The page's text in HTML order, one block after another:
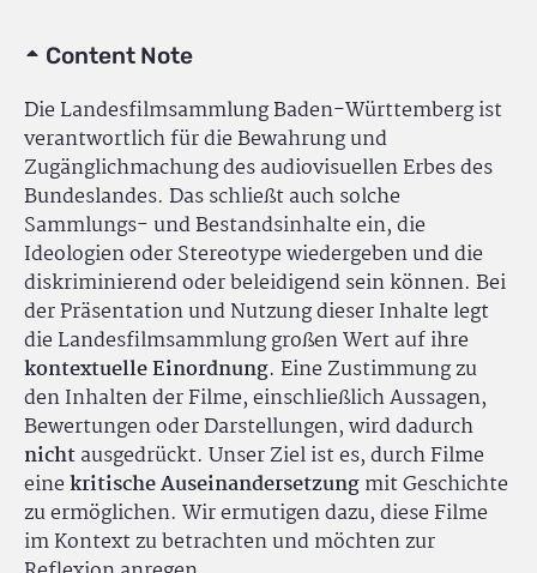
Content Note
Die Landesfilmsammlung Baden-Württemberg ist
verantwortlich für die Bewahrung und
Zugänglichmachung des audiovisuellen Erbes des
Bundeslandes. Das schließt auch solche
Sammlungs- und Bestandsinhalte ein, die
Ideologien oder Stereotype wiedergeben und die
diskriminierend oder beleidigend sein können. Bei
der Präsentation und Nutzung dieser Inhalte legt
die Landesfilmsammlung großen Wert auf ihre
kontextuelle Einordnung. Eine Zustimmung zu
den Inhalten der Filme, einschließlich Aussagen,
Bewertungen oder Darstellungen, wird dadurch
nichtausgedrückt. Unser Ziel ist es, durch Filme
einekritische Auseinandersetzungmit Geschichte
zu ermöglichen. Wir ermutigen dazu, diese Filme
im Kontext zu betrachten und möchten zur